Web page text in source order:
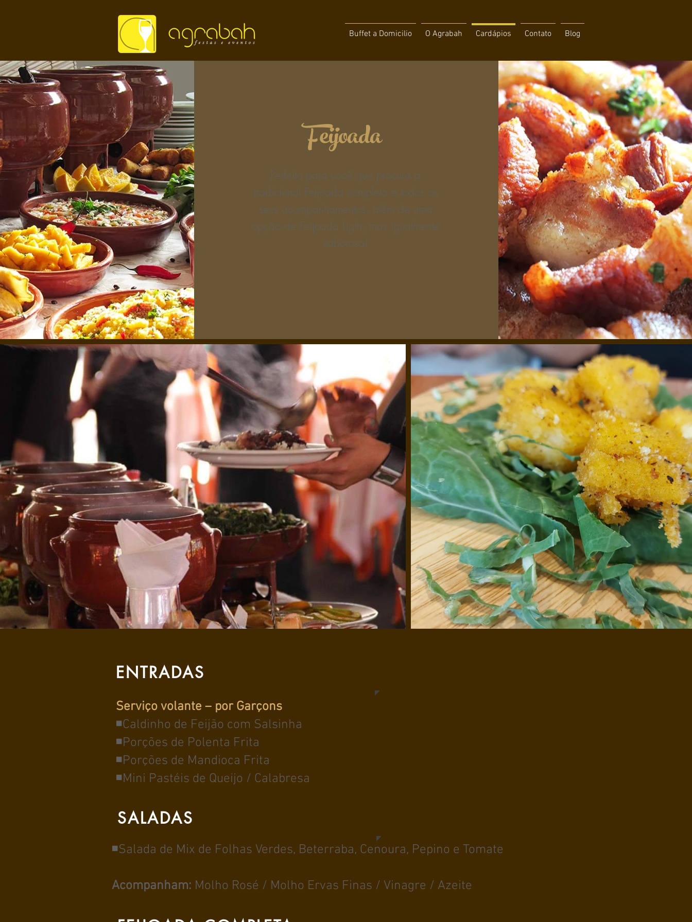
Buffet a Domicilio O Agrabah Cardápios Contato Blog
Feijoada
Perfeito para você que procura a
tradicional Feijoada completa e todos os
seus acompanhamentos, além de uma
opção de Feijoada Ligth, mas igualmente
saborosa!
ENTRADAS
Serviço volante – por Garçons
◾Caldinho de Feijão com Salsinha
◾Porções de Polenta Frita
◾Porções de Mandioca Frita
◾Mini Pastéis de Queijo / Calabresa
SALADAS
◾Salada de Mix de Folhas Verdes, Beterraba, Cenoura, Pepino e Tomate
Acompanham: Molho Rosé / Molho Ervas Finas / Vinagre / Azeite